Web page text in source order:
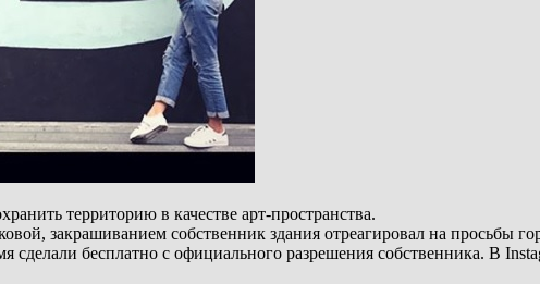
территорию в качестве арт-пространства.
закрашиванием собственник здания отреагировал на просьбы
бесплатно с официального разрешения собственника. В